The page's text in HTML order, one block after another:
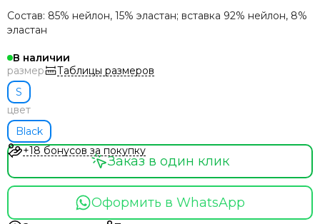
Состав: 85% нейлон, 15% эластан; вставка 92% нейлон, 8%
эластан
В наличии
размер
Таблицы размеров
S
цвет
Black
+18 бонусов за покупку
Оформить в WhatsApp
Заказ в один клик